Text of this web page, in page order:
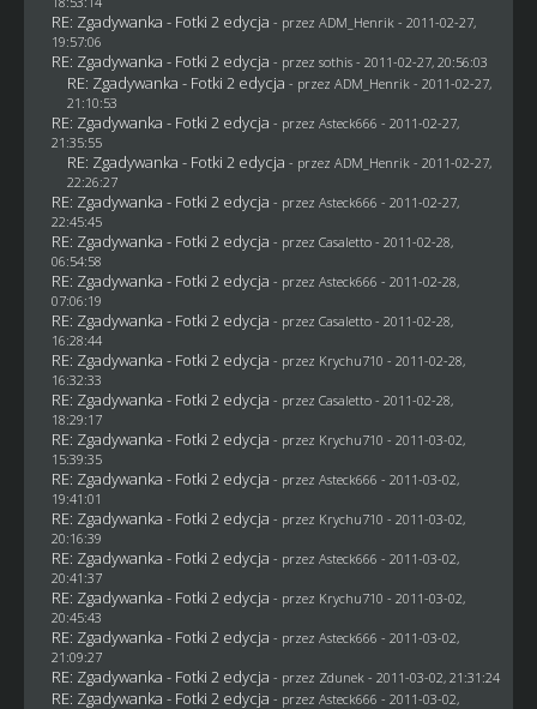
RE: Zgadywanka - Fotki 2 edycja - przez ADM_Henrik - 2011-02-27,
19:57:06
RE: Zgadywanka - Fotki 2 edycja - przez sothis- 2011-02-27, 20:56:03
RE: Zgadywanka - Fotki 2 edycja - przez ADM_Henrik - 2011-02-27,
21:10:53
RE: Zgadywanka - Fotki 2 edycja - przez Asteck666 - 2011-02-27,
21:35:55
RE: Zgadywanka - Fotki 2 edycja - przez ADM_Henrik - 2011-02-27,
22:26:27
RE: Zgadywanka - Fotki 2 edycja - przez Asteck666 - 2011-02-27,
22:45:45
RE: Zgadywanka - Fotki 2 edycja - przez Casaletto- 2011-02-28,
06:54:58
RE: Zgadywanka - Fotki 2 edycja - przez Asteck666 - 2011-02-28,
07:06:19
RE: Zgadywanka - Fotki 2 edycja - przez Casaletto- 2011-02-28,
16:28:44
RE: Zgadywanka - Fotki 2 edycja - przez Krychu710 - 2011-02-28,
16:32:33
RE: Zgadywanka - Fotki 2 edycja - przez Casaletto- 2011-02-28,
18:29:17
RE: Zgadywanka - Fotki 2 edycja - przez Krychu710 - 2011-03-02,
15:39:35
RE: Zgadywanka - Fotki 2 edycja - przez Asteck666 - 2011-03-02,
19:41:01
RE: Zgadywanka - Fotki 2 edycja - przez Krychu710 - 2011-03-02,
20:16:39
RE: Zgadywanka - Fotki 2 edycja - przez Asteck666 - 2011-03-02,
20:41:37
RE: Zgadywanka - Fotki 2 edycja - przez Krychu710 - 2011-03-02,
20:45:43
RE: Zgadywanka - Fotki 2 edycja - przez Asteck666 - 2011-03-02,
21:09:27
RE: Zgadywanka - Fotki 2 edycja - przez Zdunek - 2011-03-02, 21:31:24
RE: Zgadywanka - Fotki 2 edycja - przez Asteck666 - 2011-03-02,